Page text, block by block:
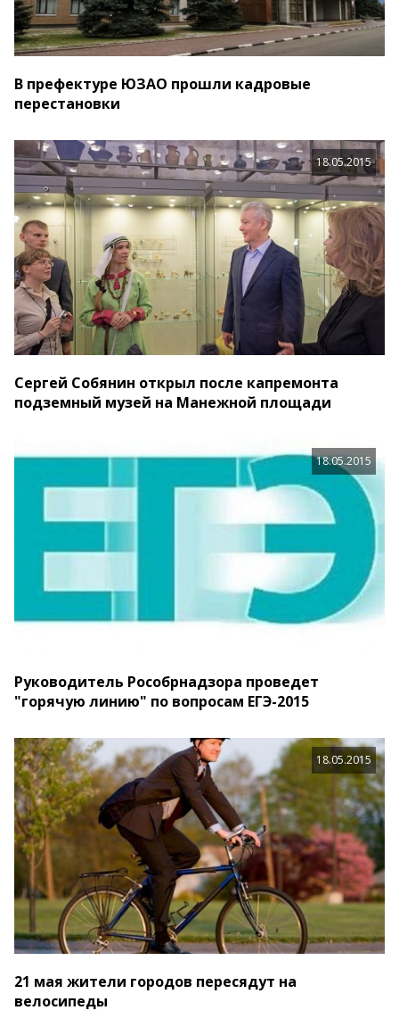
В префектуре ЮЗАО прошли кадровые
перестановки
18.05.2015
Сергей Собянин открыл после капремонта
подземный музей на Манежной площади
18.05.2015
Руководитель Рособрнадзора проведет
"горячую линию" по вопросам ЕГЭ-2015
18.05.2015
21 мая жители городов пересядут на
велосипеды